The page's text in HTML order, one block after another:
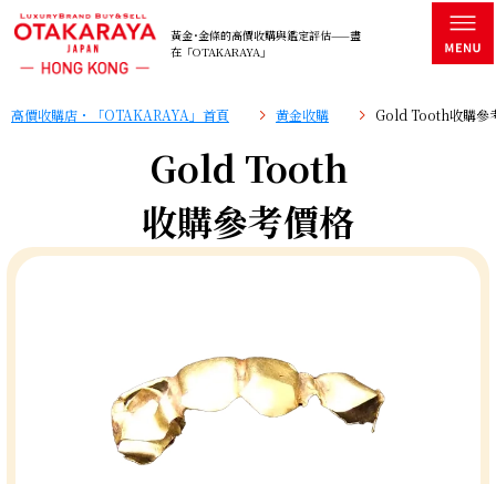
黃金･金條的高價收購與鑑定評估——盡
在「OTAKARAYA」
高價收購店・「OTAKARAYA」首頁 黄金收購 Gold Tooth收購參
Gold Tooth
收購參考價格